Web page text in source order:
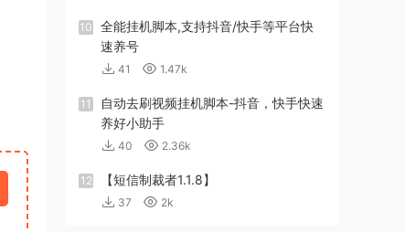
10
全能挂机脚本,支持抖音/快手等平台快
速养号
41 1.47k
11
自动去刷视频挂机脚本-抖音，快手快速
养好小助手
40 2.36k
12 【短信制裁者1.1.8】
37 2k